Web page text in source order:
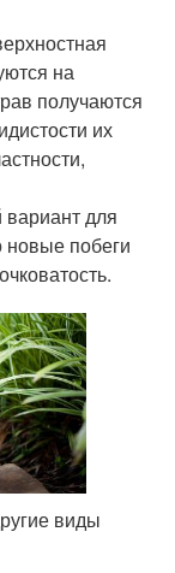
на
получаются
их
для
новые побеги
виды